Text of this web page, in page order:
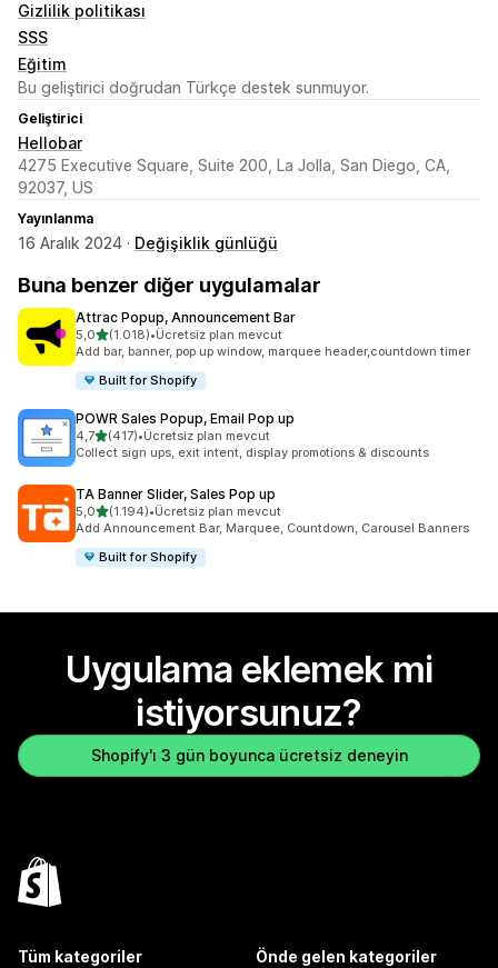
Gizlilik politikası
SSS
Eğitim
Bu geliştirici doğrudan Türkçe destek sunmuyor.
Geliştirici
Hellobar
4275 Executive Square, Suite 200, La Jolla, San Diego, CA,
92037, US
Yayınlanma
16 Aralık 2024 · Değişiklik günlüğü
Buna benzer diğer uygulamalar
Attrac Popup, Announcement Bar
5,05 yıldız üzerinden
(1.018)
toplam 1018 değerlendirme
•Ücretsiz plan mevcut
Add bar, banner, pop up window, marquee header,countdown timer
Built for Shopify
POWR Sales Popup, Email Pop up
4,75 yıldız üzerinden
(417)
toplam 417 değerlendirme
•Ücretsiz plan mevcut
Collect sign ups, exit intent, display promotions & discounts
TA Banner Slider, Sales Pop up
5,05 yıldız üzerinden
(1.194)
toplam 1194 değerlendirme
•Ücretsiz plan mevcut
Add Announcement Bar, Marquee, Countdown, Carousel Banners
Built for Shopify
Uygulama eklemek mi
istiyorsunuz?
Shopify'ı 3 gün boyunca ücretsiz deneyin
Tüm kategoriler Önde gelen kategoriler